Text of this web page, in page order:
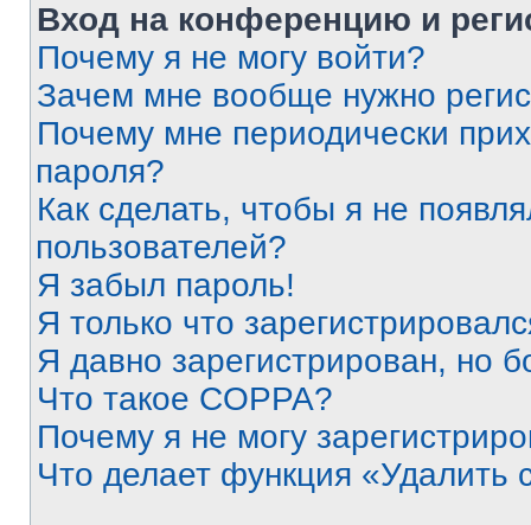
Вход на конференцию и
Почему я не могу войти?
Зачем мне вообще нужно
Почему мне периодически
пароля?
Как сделать, чтобы я не
пользователей?
Я забыл пароль!
Я только что
Я давно зарегистрирован, но
Что такое COPPA?
Почему я не могу
Что делает функция «Удалить